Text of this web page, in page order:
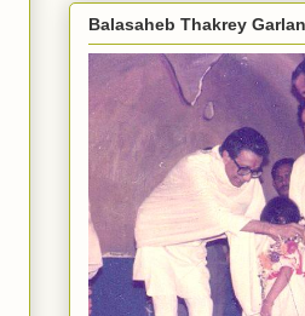
Balasaheb Thakrey